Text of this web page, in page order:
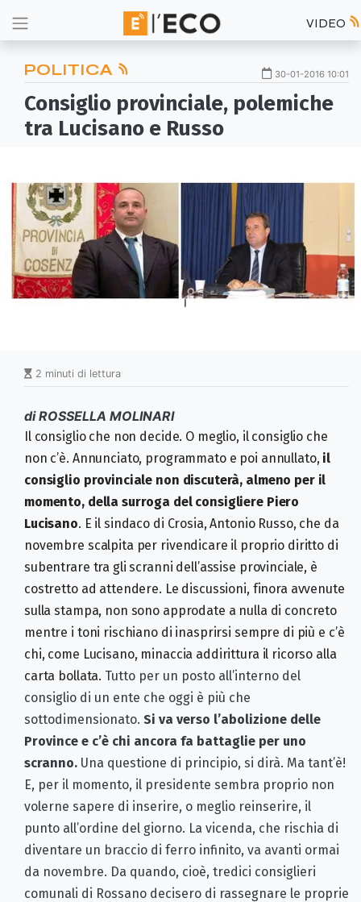
VIDEO
POLITICA 30-01-2016 10:01
Consiglio provinciale, polemiche
tra Lucisano e Russo
2 minuti di lettura
di ROSSELLA MOLINARI
Il consiglio che non decide. O meglio, il consiglio che
non c’è. Annunciato, programmato e poi annullato, il
consiglio provinciale non discuterà, almeno per il
momento, della surroga del consigliere Piero
Lucisano. E il sindaco di Crosia, Antonio Russo, che da
novembre scalpita per rivendicare il proprio diritto di
subentrare tra gli scranni dell’assise provinciale, è
costretto ad attendere. Le discussioni, finora avvenute
sulla stampa, non sono approdate a nulla di concreto
mentre i toni rischiano di inasprirsi sempre di più e c’è
chi, come Lucisano, minaccia addirittura il ricorso alla
carta bollata. Tutto per un posto all’interno del
consiglio di un ente che oggi è più che
sottodimensionato. Si va verso l’abolizione delle
Province e c’è chi ancora fa battaglie per uno
scranno. Una questione di principio, si dirà. Ma tant’è!
E, per il momento, il presidente sembra proprio non
volerne sapere di inserire, o meglio reinserire, il
punto all’ordine del giorno. La vicenda, che rischia di
diventare un braccio di ferro infinito, va avanti ormai
da novembre. Da quando, cioè, tredici consiglieri
comunali di Rossano decisero di rassegnare le proprie